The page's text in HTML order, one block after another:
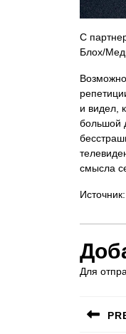
С
Блох/
и видел,
большой
смысла
Для